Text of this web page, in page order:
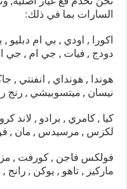
السارات بما في ذلك:
اكورا , اودي , بي ام دبليو
دودج , فيات , جي ام , جي
هوندا , هونداي , انفنتي ,
نيسان , ميتسوبيشي , رنج
كيا , كامري , برادو , لاند
لكزس , مرسيدس , مان ,
فولكس فاجن , كورفت ,
ماركيز , تاهو , يوكن , رانج ,